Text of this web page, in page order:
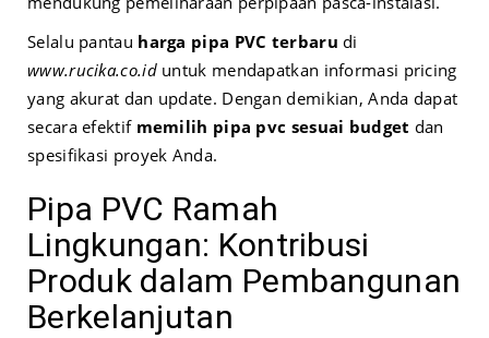
Selalu pantau harga pipa PVC terbaru di
www.rucika.co.iduntuk mendapatkan informasi pricing
yang akurat dan update. Dengan demikian, Anda dapat
secara efektif memilih pipa pvc sesuai budget dan
spesifikasi proyek Anda.
Pipa PVC Ramah
Lingkungan: Kontribusi
Produk dalam Pembangunan
Berkelanjutan